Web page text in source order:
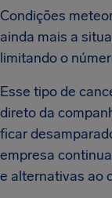
Condições
ainda mais a
limitando o
Esse tipo de
direto da
ficar
empresa
e alternativas ao